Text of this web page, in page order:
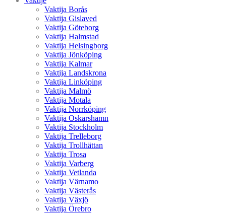
Vaktija Borås
Vaktija Gislaved
Vaktija Göteborg
Vaktija Halmstad
Vaktija Helsingborg
Vaktija Jönköping
Vaktija Kalmar
Vaktija Landskrona
Vaktija Linköping
Vaktija Malmö
Vaktija Motala
Vaktija Norrköping
Vaktija Oskarshamn
Vaktija Stockholm
Vaktija Trelleborg
Vaktija Trollhättan
Vaktija Trosa
Vaktija Varberg
Vaktija Vetlanda
Vaktija Värnamo
Vaktija Västerås
Vaktija Växjö
Vaktija Örebro